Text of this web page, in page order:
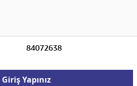
84072638
Giriş Yapınız